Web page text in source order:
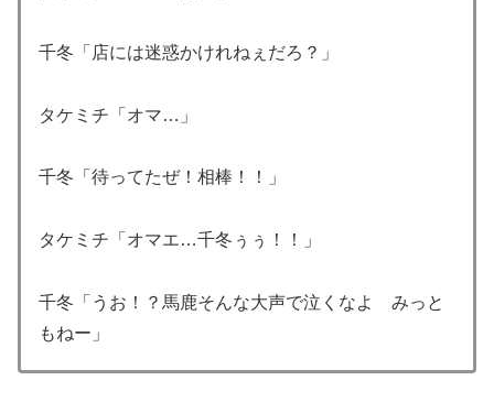
千冬「店には迷惑かけれねぇだろ？」
タケミチ「オマ…」
千冬「待ってたぜ！相棒！！」
タケミチ「オマエ…千冬ぅぅ！！」
千冬「うお！？馬鹿そんな大声で泣くなよ みっと
もねー」